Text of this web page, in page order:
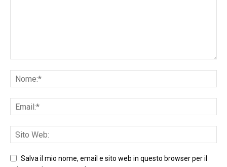
Salva il mio nome, email e sito web in questo browser per il